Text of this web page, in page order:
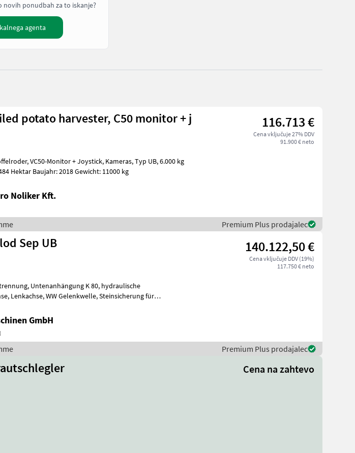
novih ponudbah za to iskanje?
agenta
potato harvester, C50 monitor + j 116.713 €
Cena vključuje 27% DDV
91.900 € neto
Typ UB, 6.000 kg
Bunker, Druckluftbremsanlage, 484 Hektar Baujahr: 2018 Gewicht: 11000 kg
Noliker Kft.
Premium Plus prodajalec
Sep UB 140.122,50 €
Cena vključuje DDV (19%)
117.750 € neto
GmbH
Premium Plus prodajalec
Cena na zahtevo